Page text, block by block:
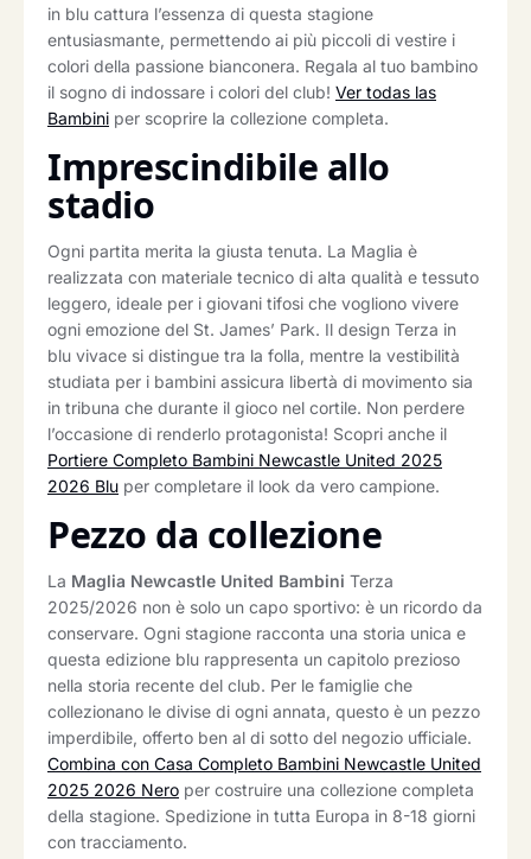
in blu cattura l’essenza di questa stagione
entusiasmante, permettendo ai più piccoli di vestire i
colori della passione bianconera. Regala al tuo bambino
il sogno di indossare i colori del club! Ver todas las
Bambini per scoprire la collezione completa.
Imprescindibile allo
stadio
Ogni partita merita la giusta tenuta. La Maglia è
realizzata con materiale tecnico di alta qualità e tessuto
leggero, ideale per i giovani tifosi che vogliono vivere
ogni emozione del St. James’ Park. Il design Terza in
blu vivace si distingue tra la folla, mentre la vestibilità
studiata per i bambini assicura libertà di movimento sia
in tribuna che durante il gioco nel cortile. Non perdere
l’occasione di renderlo protagonista! Scopri anche il
Portiere Completo Bambini Newcastle United 2025
2026 Blu per completare il look da vero campione.
Pezzo da collezione
La Maglia Newcastle United Bambini Terza
2025/2026 non è solo un capo sportivo: è un ricordo da
conservare. Ogni stagione racconta una storia unica e
questa edizione blu rappresenta un capitolo prezioso
nella storia recente del club. Per le famiglie che
collezionano le divise di ogni annata, questo è un pezzo
imperdibile, offerto ben al di sotto del negozio ufficiale.
Combina con Casa Completo Bambini Newcastle United
2025 2026 Nero per costruire una collezione completa
della stagione. Spedizione in tutta Europa in 8-18 giorni
con tracciamento.